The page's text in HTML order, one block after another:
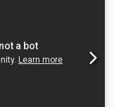
55 con ø
30 cm³
1 a 2: 300 mm